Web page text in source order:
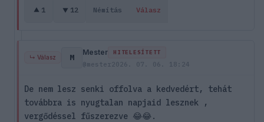
1 12 Némítás Válasz
↳ Válasz M
Mester HITELESÍTETT
@mester2026. 07. 06. 18:24
De nem lesz senki offolva a kedvedért, tehát
továbbra is nyugtalan napjaid lesznek ,
vergődéssel fűszerezve 😂😂.